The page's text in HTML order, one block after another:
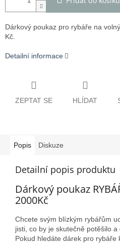
Dárkový poukaz pro rybáře na
Kč.
Detailní informace
ZEPTAT SE HLÍDAT
Popis Diskuze
Detailní popis produktu
Dárkový poukaz
2000Kč
Chcete svým blízkým rybářům
jisti, co by je skutečně potěšilo
Pokud hledáte dárek pro rybáře